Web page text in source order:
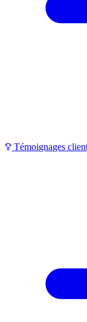
Témoignages